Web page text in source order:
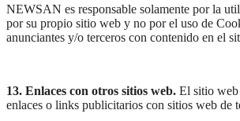
NEWSAN es responsable solamente por la
por su propio sitio web y no por el uso de
anunciantes y/o terceros con contenido en el
13. Enlaces con otros sitios web. El sitio web
enlaces o links publicitarios con sitios web de